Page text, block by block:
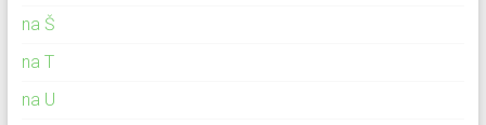
na Š
na T
na U